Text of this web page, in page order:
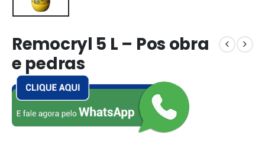
Remocryl 5 L – Pos obra
e pedras